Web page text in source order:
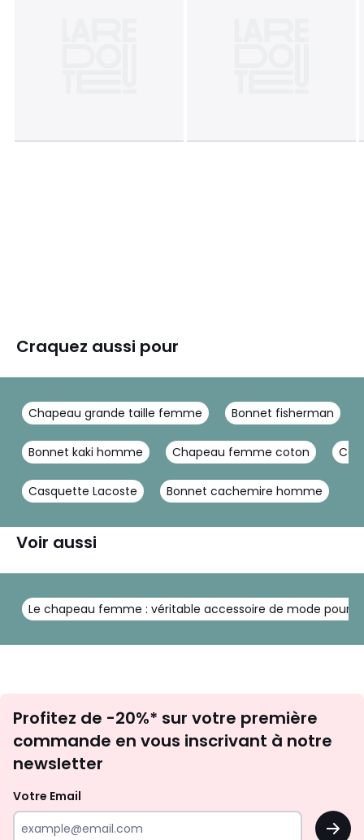
Craquez aussi pour
Chapeau grande taille femme Bonnet fisherman
Bonnet kaki homme Chapeau femme coton
Casquette Lacoste Bonnet cachemire homme
Voir aussi
Le chapeau femme : véritable accessoire de mode pour
newsletter
Profitez de -20%* sur votre première
commande en vous inscrivant à notre
newsletter
Votre Email
OK